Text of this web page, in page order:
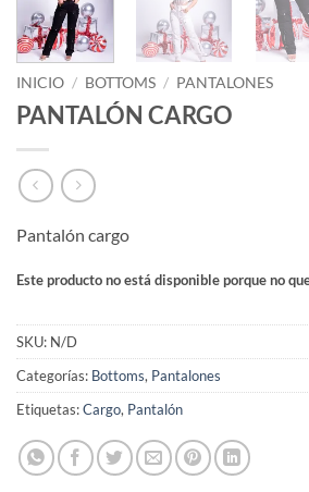
INICIO / BOTTOMS / PANTALONES
PANTALÓN CARGO
Pantalón cargo
Este producto no está disponible porque no
SKU: N/D
Categorías: Bottoms, Pantalones
Etiquetas:Cargo, Pantalón